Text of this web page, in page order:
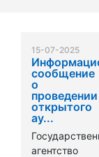
15-07-2025
сообщение
о
проведении
открытого
ау...
агентство